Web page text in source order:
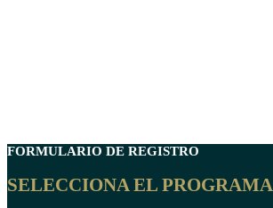
FORMULARIO DE REGISTRO
SELECCIONA EL PROGRAMA